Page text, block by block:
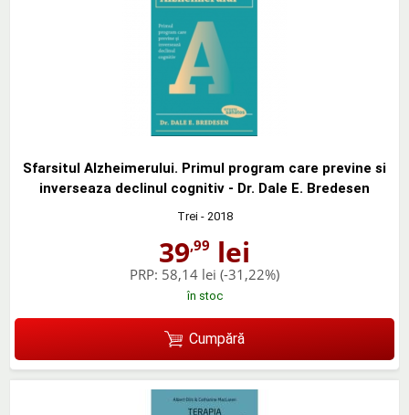
Sfarsitul Alzheimerului. Primul program care previne si
inverseaza declinul cognitiv - Dr. Dale E. Bredesen
Trei- 2018
39,99 lei
PRP: 58,14 lei (-31,22%)
în stoc
Cumpără